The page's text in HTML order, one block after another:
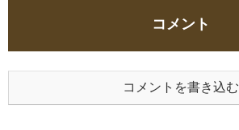
コメント
コメントを書き込む